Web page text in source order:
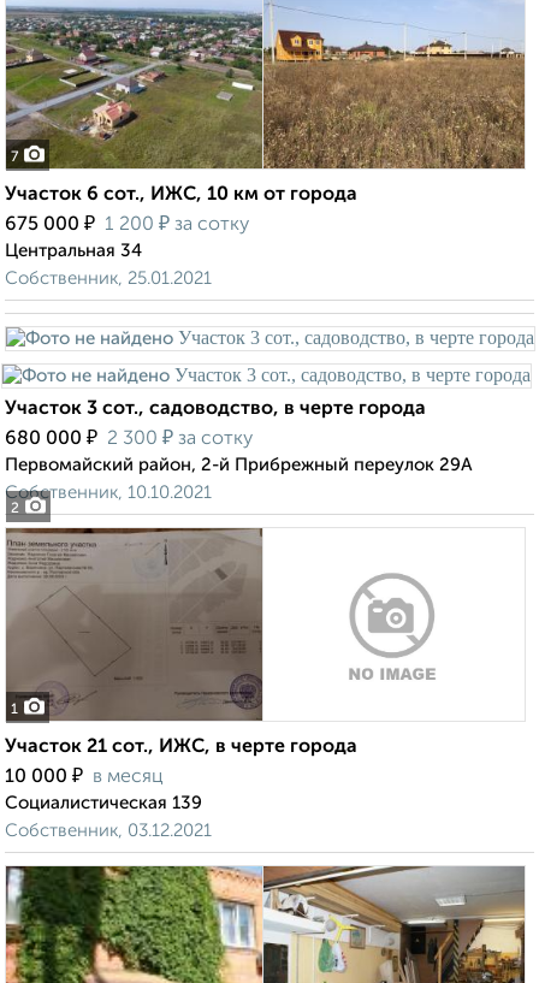
7
Участок 6 сот., ИЖС, 10 км от города
675 000 ₽ 1 200 ₽ за сотку
Центральная 34
Собственник, 25.01.2021
2
Участок 3 сот., садоводство, в черте города
680 000 ₽ 2 300 ₽ за сотку
Первомайский район, 2-й Прибрежный переулок 29А
Собственник, 10.10.2021
1
Участок 21 сот., ИЖС, в черте города
10 000 ₽ в месяц
Социалистическая 139
Собственник, 03.12.2021